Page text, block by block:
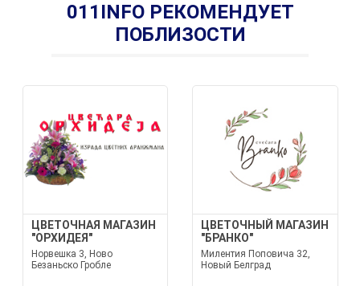
011INFO РЕКОМЕНДУЕТ
ПОБЛИЗОСТИ
ЦВЕТОЧНАЯ МАГАЗИН
"ОРХИДЕЯ"
Норвешка 3, Ново
Безаньско Гробле
ЦВЕТОЧНЫЙ МАГАЗИН
"БРАНКО"
Милентия Поповича 32,
Новый Белград